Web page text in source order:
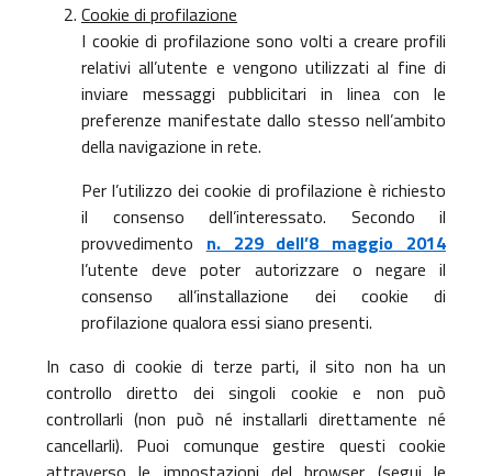
Cookie di profilazione
I cookie di profilazione sono volti a creare profili
relativi all’utente e vengono utilizzati al fine di
inviare messaggi pubblicitari in linea con le
preferenze manifestate dallo stesso nell’ambito
della navigazione in rete.
Per l’utilizzo dei cookie di profilazione è richiesto
il consenso dell’interessato. Secondo il
provvedimento n. 229 dell’8 maggio 2014
l’utente deve poter autorizzare o negare il
consenso all’installazione dei cookie di
profilazione qualora essi siano presenti.
In caso di cookie di terze parti, il sito non ha un
controllo diretto dei singoli cookie e non può
controllarli (non può né installarli direttamente né
cancellarli). Puoi comunque gestire questi cookie